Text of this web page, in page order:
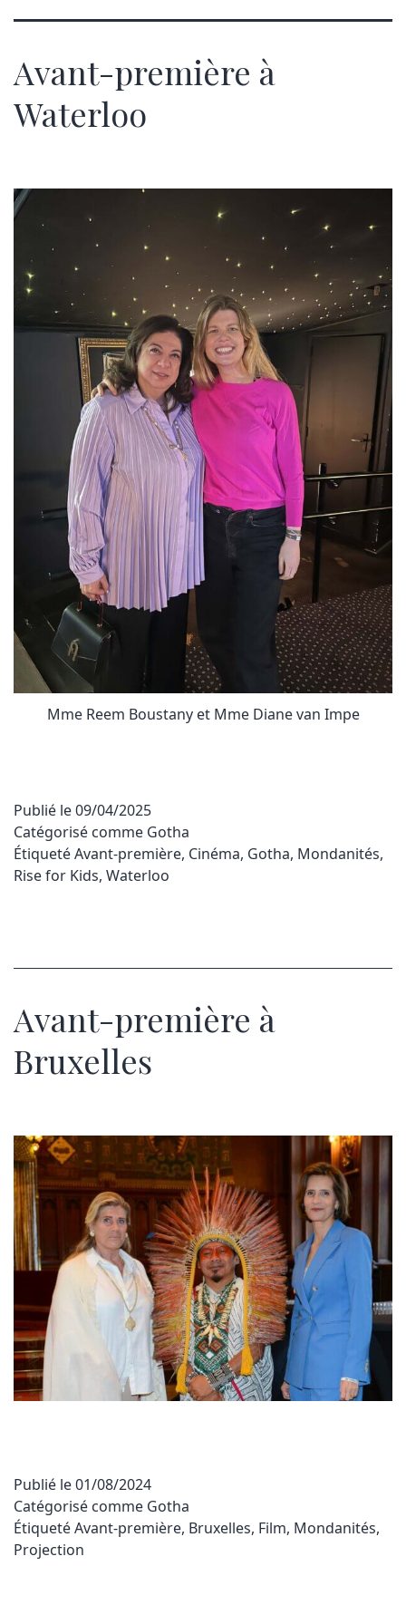
Avant-première à
Waterloo
Mme Reem Boustany et Mme Diane van Impe
Publié le09/04/2025
Catégorisé comme Gotha
ÉtiquetéAvant-première, Cinéma, Gotha, Mondanités,
Rise for Kids, Waterloo
Avant-première à
Bruxelles
Publié le01/08/2024
Catégorisé comme Gotha
ÉtiquetéAvant-première, Bruxelles, Film, Mondanités,
Projection